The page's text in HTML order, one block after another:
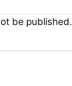
be published.